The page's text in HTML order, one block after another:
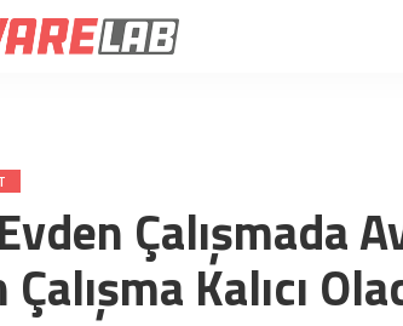
Çalışmada
Kalıcı